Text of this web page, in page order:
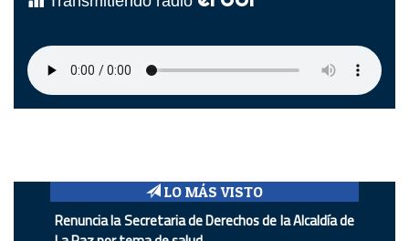
LO MÁS VISTO
Renuncia la Secretaria de Derechos de la Alcaldía de